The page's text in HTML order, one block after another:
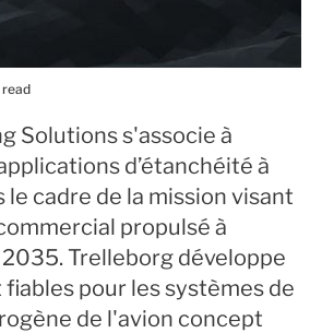
Solutions s'associe à
d’étanchéité à
le cadre de la mission visant
propulsé à
Trelleborg développe
pour les systèmes de
de l'avion concept